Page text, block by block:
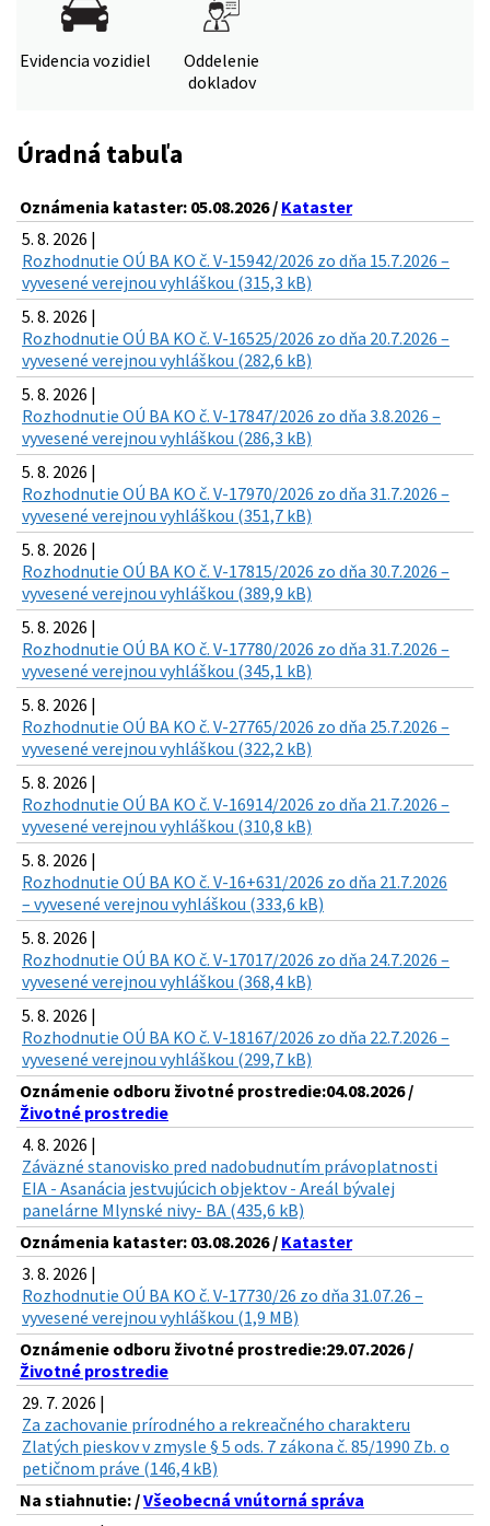
Evidencia vozidiel
Oddelenie
dokladov
Úradná tabuľa
Oznámenia kataster: 05.08.2026 / Kataster
5. 8. 2026 |
Rozhodnutie OÚ BA KO č. V-15942/2026 zo dňa 15.7.2026 –
vyvesené verejnou vyhláškou (315,3 kB)
5. 8. 2026 |
Rozhodnutie OÚ BA KO č. V-16525/2026 zo dňa 20.7.2026 –
vyvesené verejnou vyhláškou (282,6 kB)
5. 8. 2026 |
Rozhodnutie OÚ BA KO č. V-17847/2026 zo dňa 3.8.2026 –
vyvesené verejnou vyhláškou (286,3 kB)
5. 8. 2026 |
Rozhodnutie OÚ BA KO č. V-17970/2026 zo dňa 31.7.2026 –
vyvesené verejnou vyhláškou (351,7 kB)
5. 8. 2026 |
Rozhodnutie OÚ BA KO č. V-17815/2026 zo dňa 30.7.2026 –
vyvesené verejnou vyhláškou (389,9 kB)
5. 8. 2026 |
Rozhodnutie OÚ BA KO č. V-17780/2026 zo dňa 31.7.2026 –
vyvesené verejnou vyhláškou (345,1 kB)
5. 8. 2026 |
Rozhodnutie OÚ BA KO č. V-27765/2026 zo dňa 25.7.2026 –
vyvesené verejnou vyhláškou (322,2 kB)
5. 8. 2026 |
Rozhodnutie OÚ BA KO č. V-16914/2026 zo dňa 21.7.2026 –
vyvesené verejnou vyhláškou (310,8 kB)
5. 8. 2026 |
Rozhodnutie OÚ BA KO č. V-16+631/2026 zo dňa 21.7.2026
– vyvesené verejnou vyhláškou (333,6 kB)
5. 8. 2026 |
Rozhodnutie OÚ BA KO č. V-17017/2026 zo dňa 24.7.2026 –
vyvesené verejnou vyhláškou (368,4 kB)
5. 8. 2026 |
Rozhodnutie OÚ BA KO č. V-18167/2026 zo dňa 22.7.2026 –
vyvesené verejnou vyhláškou (299,7 kB)
Oznámenie odboru životné prostredie:04.08.2026 /
Životné prostredie
4. 8. 2026 |
Záväzné stanovisko pred nadobudnutím právoplatnosti
EIA - Asanácia jestvujúcich objektov - Areál bývalej
panelárne Mlynské nivy- BA (435,6 kB)
Oznámenia kataster: 03.08.2026 / Kataster
3. 8. 2026 |
Rozhodnutie OÚ BA KO č. V-17730/26 zo dňa 31.07.26 –
vyvesené verejnou vyhláškou (1,9 MB)
Oznámenie odboru životné prostredie:29.07.2026 /
Životné prostredie
29. 7. 2026 |
Za zachovanie prírodného a rekreačného charakteru
Zlatých pieskov v zmysle § 5 ods. 7 zákona č. 85/1990 Zb. o
petičnom práve (146,4 kB)
Na stiahnutie: /Všeobecná vnútorná správa